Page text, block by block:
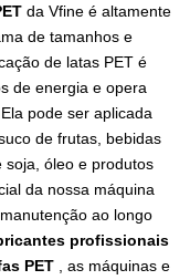
da Vfine é altamente
de tamanhos e
de latas PET é
de energia e opera
pode ser aplicada
de frutas, bebidas
soja, óleo e produtos
da nossa máquina
ao longo
profissionais
PET , as máquinas e